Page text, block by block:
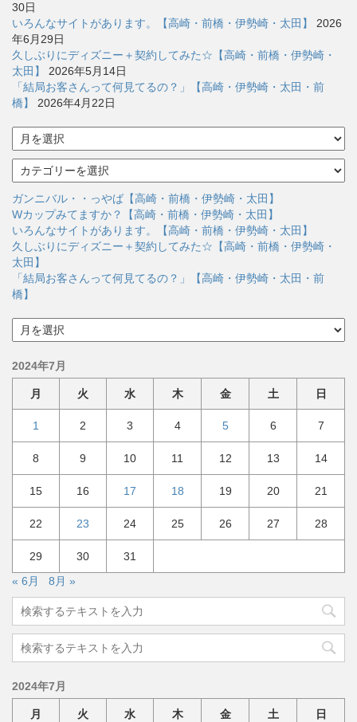
30日
いろんなサイトがあります。【高崎・前橋・伊勢崎・太田】
2026
年6月29日
久しぶりにディズニー＋契約してみた☆【高崎・前橋・伊勢崎・
太田】
2026年5月14日
「結局お客さんって何見てるの？」【高崎・伊勢崎・太田・前
橋】
2026年4月22日
ー
カ
イ
ブ
カ
テ
ゴ
リ
ー
ガンニバル・・っやば【高崎・前橋・伊勢崎・太田】
Wカップみてますか？【高崎・前橋・伊勢崎・太田】
いろんなサイトがあります。【高崎・前橋・伊勢崎・太田】
久しぶりにディズニー＋契約してみた☆【高崎・前橋・伊勢崎・
太田】
「結局お客さんって何見てるの？」【高崎・伊勢崎・太田・前
橋】
ー
イ
2024年7月
月 火 水 木 金 土 日
1 2 3 4 5 6 7
8 9 10 11 12 13 14
15 16 17 18 19 20 21
22 23 24 25 26 27 28
29 30
31
« 6月
8月 »
2024年7月
月 火 水 木 金 土 日